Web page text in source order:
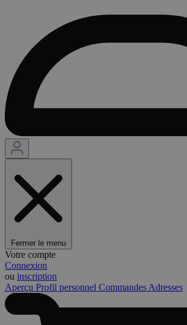
Fermer le menu
Votre compte
Connexion
ou inscription
Aperçu Profil personnel Commandes Adresses